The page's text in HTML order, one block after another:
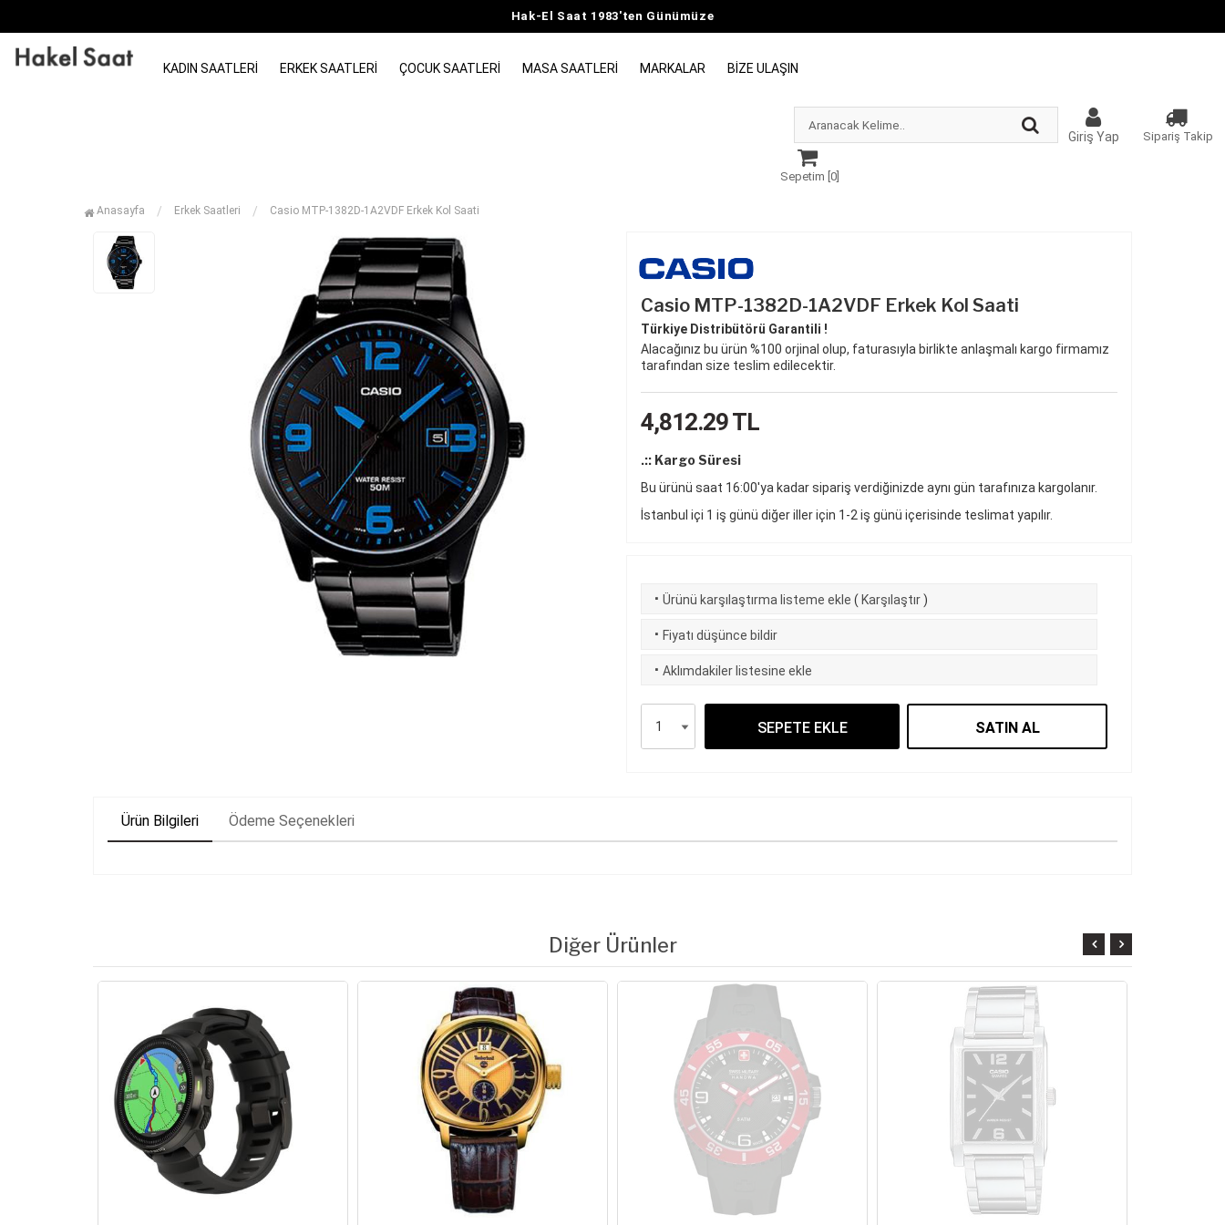
Hak-El Saat 1983'ten Günümüze
KADIN SAATLERI ERKEK SAATLERI ÇOCUK SAATLERI MASA SAATLERI MARKALAR BIZE ULAŞIN
Giriş Yap Sipariş Takip
Sepetim [ 0]
Anasayfa Erkek Saatleri Casio MTP-1382D-1A2VDF Erkek Kol Saati
Casio MTP-1382D-1A2VDF Erkek Kol Saati
Türkiye Distribütörü Garantili !
Alacağınız bu ürün %100 orjinal olup, faturasıyla birlikte anlaşmalı kargo firmamız
tarafından size teslim edilecektir.
4,812.29TL
.:: Kargo Süresi
Bu ürünü saat 16:00'ya kadar sipariş verdiğinizde aynı gün tarafınıza kargolanır.
İstanbul içi 1 iş günü diğer iller için 1-2 iş günü içerisinde teslimat yapılır.
· Ürünü karşılaştırma listeme ekle ( Karşılaştır )
· Fiyatı düşünce bildir
· Aklımdakiler listesine ekle
SEPETE EKLE SATIN AL
Ürün Bilgileri Ödeme Seçenekleri
Diğer Ürünler